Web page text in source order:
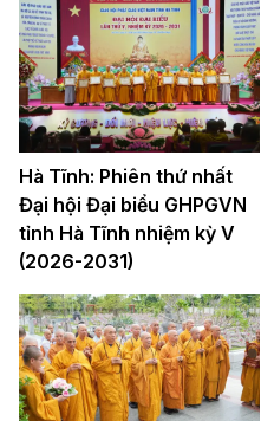
Hà Tĩnh: Phiên thứ nhất
Đại hội Đại biểu GHPGVN
tỉnh Hà Tĩnh nhiệm kỳ V
(2026-2031)